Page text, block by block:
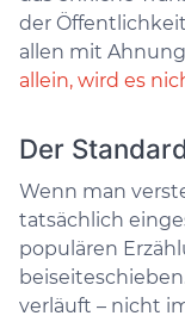
der
allen mit
allein, wird es
Der
Wenn man
tatsächlich
populären
verläuft – nicht